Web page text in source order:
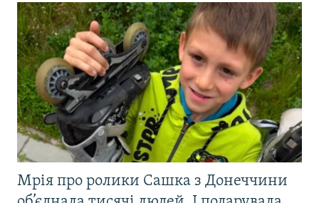
Мрія про ролики Сашка з Донеччини